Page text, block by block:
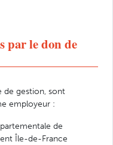
par le don de
de gestion, sont
employeur :
de
Île-de-France